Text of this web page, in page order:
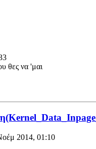
θες να 'μαι
2014, 01:10